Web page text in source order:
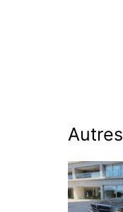
Autres